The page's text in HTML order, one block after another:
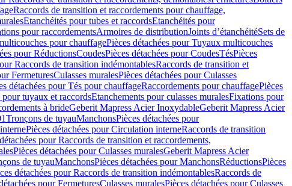
Raccords de transition et raccordements pour chauffage,
Etanchéités pour tubes et raccordsEtanchéités pour
pour raccordementsArmoires de distributionJoints d’étanchéitéSets de
pour chauffagePièces détachées pour Tuyaux multicouches
pour RéductionsCoudesPièces détachées pour CoudesTésPièces
Raccords de transition indémontablesRaccords de transition et
FermeturesCulasses muralesPièces détachées pour Culasses
détachées pour Tés pour chauffageRaccordements pour chauffagePièces
tuyaux et raccordsEtanchements pour culasses muralesFixations pour
à brideGeberit Mapress Acier InoxydableGeberit Mapress Acier
Tronçons de tuyauManchonsPièces détachées pour
Pièces détachées pour Circulation interneRaccords de transition
pour Raccords de transition et raccordements,
Pièces détachées pour Culasses muralesGeberit Mapress Acier
de tuyauManchonsPièces détachées pour ManchonsRéductionsPièces
détachées pour Raccords de transition indémontablesRaccords de
pour FermeturesCulasses muralesPièces détachées pour Culasses